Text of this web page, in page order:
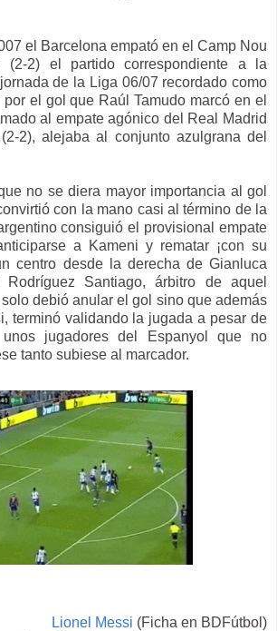
el Barcelona empató en el Camp Nou
(2-2) el partido correspondiente a la
de la Liga 06/07 recordado como
el gol que Raúl Tamudo marcó en el
al empate agónico del Real Madrid
2), alejaba al conjunto azulgrana del
no se diera mayor importancia al gol
con la mano casi al término de la
consiguió el provisional empate
a Kameni y rematar ¡con su
centro desde la derecha de Gianluca
Rodríguez Santiago, árbitro de aquel
debió anular el gol sino que además
terminó validando la jugada a pesar de
jugadores del Espanyol que no
tanto subiese al marcador.
Lionel Messi (Ficha en BDFútbol)